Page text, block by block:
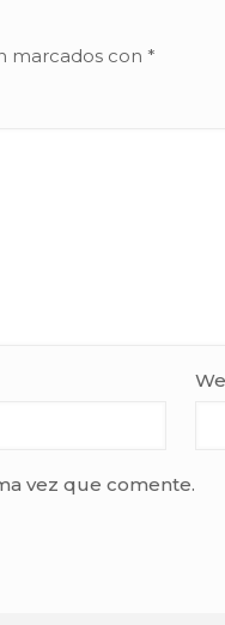
marcados con *
vez que comente.